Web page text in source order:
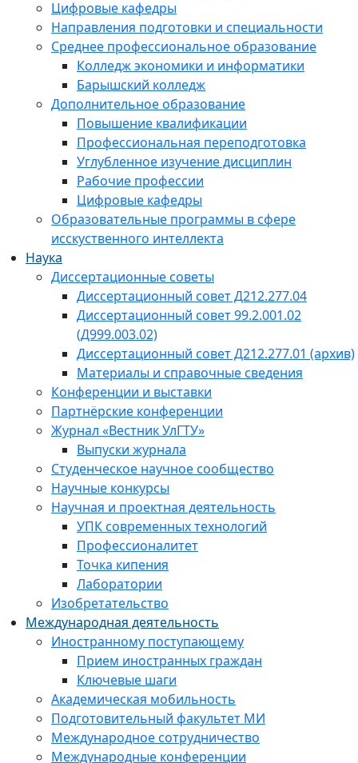
Цифровые кафедры
Направления подготовки и специальности
Среднее профессиональное образование
Колледж экономики и информатики
Барышский колледж
Дополнительное образование
Повышение квалификации
Профессиональная переподготовка
Углубленное изучение дисциплин
Рабочие профессии
Цифровые кафедры
Образовательные программы в сфере
исскуственного интеллекта
Наука
Диссертационные советы
Диссертационный совет Д212.277.04
Диссертационный совет 99.2.001.02
(Д999.003.02)
Диссертационный совет Д212.277.01 (архив)
Материалы и справочные сведения
Конференции и выставки
Партнёрские конференции
Журнал «Вестник УлГТУ»
Выпуски журнала
Студенческое научное сообщество
Научные конкурсы
Научная и проектная деятельность
УПК современных технологий
Профессионалитет
Точка кипения
Лаборатории
Изобретательство
Международная деятельность
Иностранному поступающему
Прием иностранных граждан
Ключевые шаги
Академическая мобильность
Подготовительный факультет МИ
Международное сотрудничество
Международные конференции